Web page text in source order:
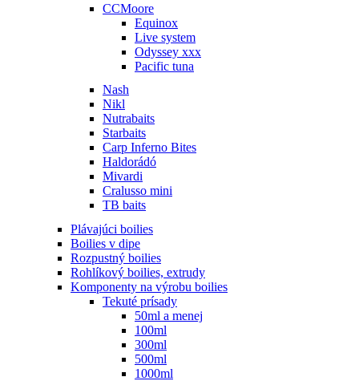
CCMoore
Equinox
Live system
Odyssey xxx
Pacific tuna
Nash
Nikl
Nutrabaits
Starbaits
Carp Inferno Bites
Haldorádó
Mivardi
Cralusso mini
TB baits
Plávajúci boilies
Boilies v dipe
Rozpustný boilies
Rohlíkový boilies, extrudy
Komponenty na výrobu boilies
Tekuté prísady
50ml a menej
100ml
300ml
500ml
1000ml